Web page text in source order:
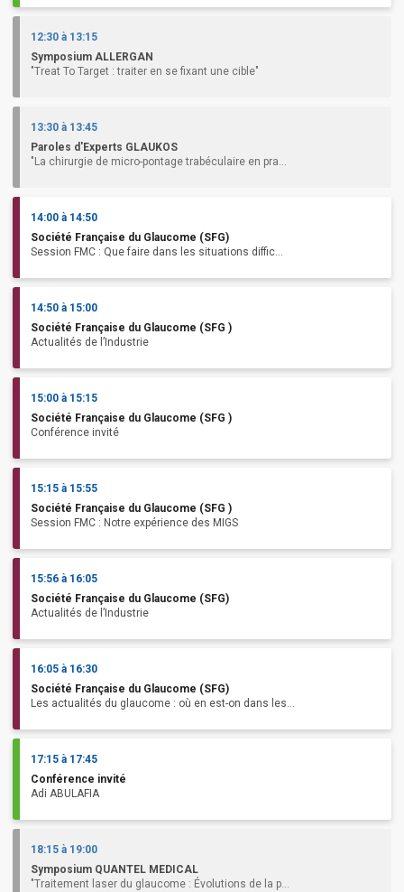
12:30 à 13:15
Symposium ALLERGAN
"Treat To Target : traiter en se fixant une cible"
13:30 à 13:45
Paroles d'Experts GLAUKOS
"La chirurgie de micro-pontage trabéculaire en pra...
14:00 à 14:50
Société Française du Glaucome (SFG)
Session FMC : Que faire dans les situations diffic...
14:50 à 15:00
Société Française du Glaucome (SFG )
Actualités de l’Industrie
15:00 à 15:15
Société Française du Glaucome (SFG )
Conférence invité
15:15 à 15:55
Société Française du Glaucome (SFG )
Session FMC : Notre expérience des MIGS
15:56 à 16:05
Société Française du Glaucome (SFG)
Actualités de l’Industrie
16:05 à 16:30
Société Française du Glaucome (SFG)
Les actualités du glaucome : où en est-on dans les...
17:15 à 17:45
Conférence invité
Adi ABULAFIA
18:15 à 19:00
Symposium QUANTEL MEDICAL
"Traitement laser du glaucome : Évolutions de la p...